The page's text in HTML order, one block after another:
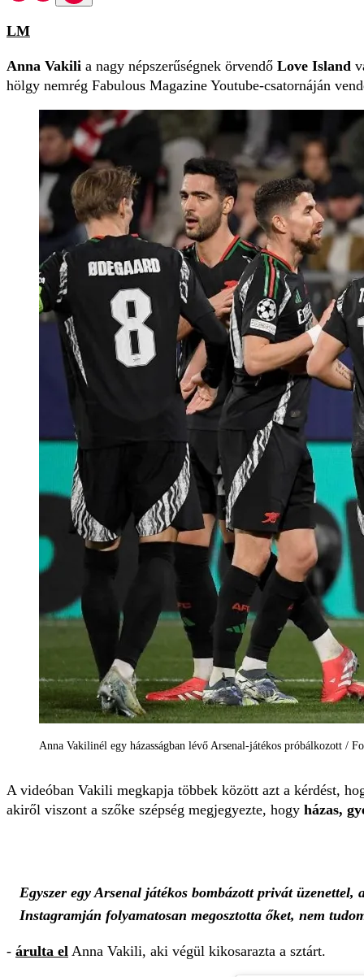
LM
Anna Vakili a nagy népszerűségnek örvendő Love Island
hölgy nemrég Fabulous Magazine Youtube-csatornáján
Anna Vakilinél egy házasságban lévő Arsenal-játékos próbálkozott /
A videóban Vakili megkapja többek között azt a kérdést,
akiről viszont a szőke szépség megjegyezte, hogy házas,
Egyszer egy Arsenal játékos bombázott privát
Instagramján folyamatosan megosztotta őket, nem
- árulta el Anna Vakili, aki végül kikosarazta a sztárt.